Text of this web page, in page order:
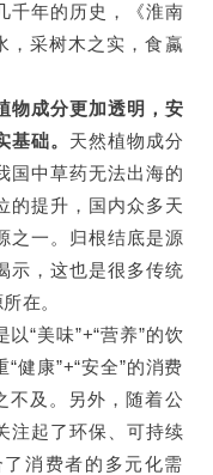
千年的历史，《淮南
，采树木之实，食蠃
物成分更加透明，安
础。 天然植物成分
国中草药无法出海的
的提升，国内众多天
之一。归根结底是源
示，这也是很多传统
在。
以“美味”+“营养”的饮
健康”+“安全”的消费
不及。另外，随着公
注起了环保、可持续
消费者的多元化需